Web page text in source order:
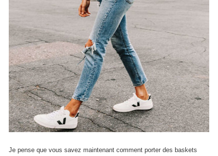
Je pense que vous savez maintenant comment porter des baskets